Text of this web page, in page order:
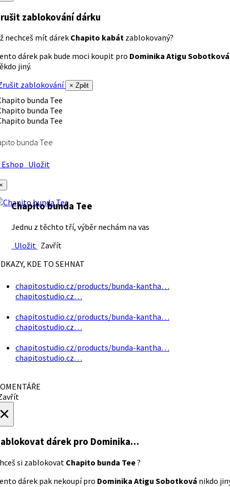
zablokování dárku
nechceš mít dárek Chapito kabát zablokovaný?
dárek pak bude moci koupit pro Dominika Atigu Sobotková
jiný.
zablokování
× Zpět
bunda Tee
Uložit
Chapito bunda Tee
Jednu z těchto tří, výběr nechám na vas
Uložit Zavřít
KDE TO SEHNAT
chapitostudio.cz/products/bunda-kantha…
chapitostudio.cz…
chapitostudio.cz/products/bunda-kantha…
chapitostudio.cz…
chapitostudio.cz/products/bunda-kantha…
chapitostudio.cz…
dárek pro Dominika…
si zablokovat Chapito bunda Tee?
dárek pak nekoupí pro Dominika Atigu Sobotková nikdo